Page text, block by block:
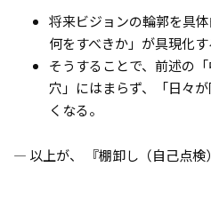
将来ビジョンの輪郭を具
何をすべきか」が具現化す
そうすることで、前述の
穴」にはまらず、「日々
くなる。
― 以上が、 『棚卸し（自己点検